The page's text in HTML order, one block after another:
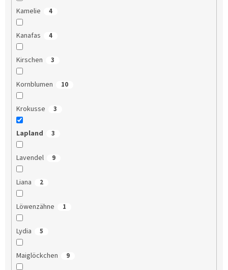
Kamelie 4
Kanafas 4
Kirschen 3
Kornblumen 10
Krokusse 3
Lapland 3
Lavendel 9
Liana 2
Löwenzähne 1
Lydia 5
Maiglöckchen 9